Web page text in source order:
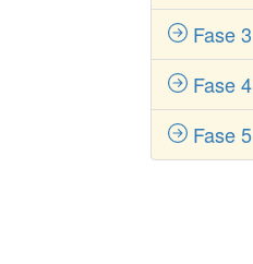
Fase 3
Fase 4
Fase 5